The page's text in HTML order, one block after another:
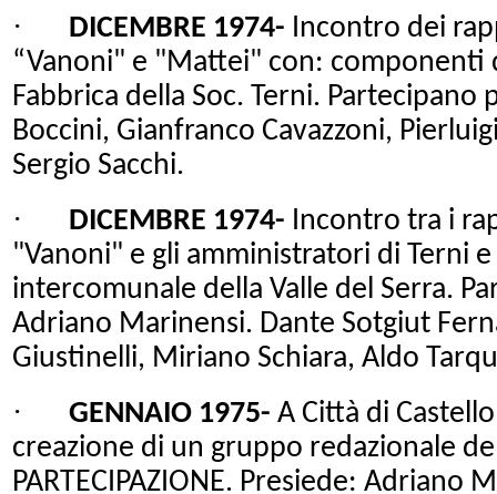
· DICEMBRE 1974- Incontro dei
“Vanoni" e "Mattei" con: componenti
Fabbrica della Soc. Terni. Partecipano
Boccini, Gianfranco Cavazzoni,
Sergio Sacchi.
· DICEMBRE 1974- Incontro tra i
"Vanoni" e gli amministratori di Terni
intercomunale della Valle del Serra.
Adriano Marinensi. Dante Sotgiut
Giustinelli, Miriano Schiara, Aldo
· GENNAIO 1975- A Città di
creazione di un gruppo redazionale
PARTECIPAZIONE. Presiede: Adriano